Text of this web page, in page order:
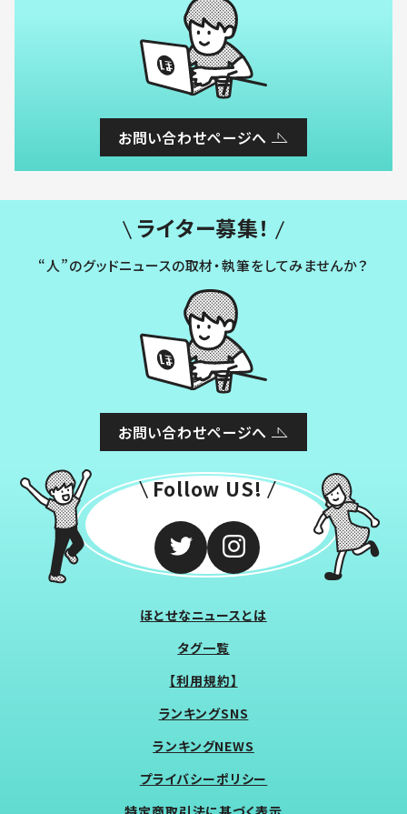
お問い合わせページへ
ライター募集！
“人”のグッドニュースの取材・執筆をしてみませんか？
お問い合わせページへ
Follow US!
ほとせなニュースとは
タグ一覧
【利用規約】
ランキングSNS
ランキングNEWS
プライバシーポリシー